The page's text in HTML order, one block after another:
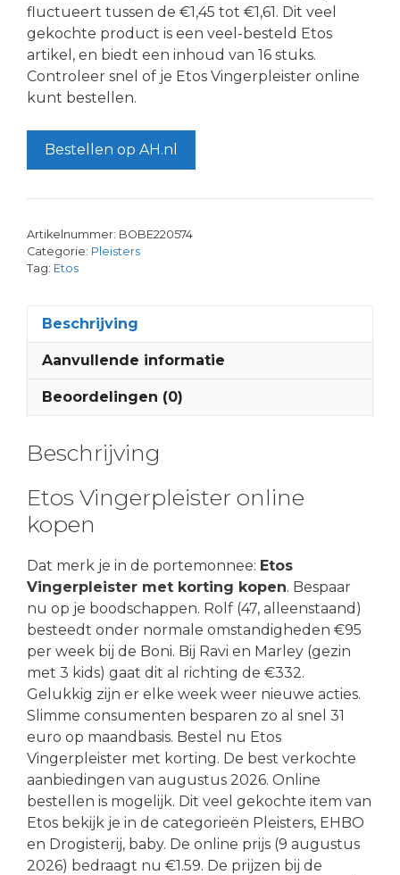
fluctueert tussen de €1,45 tot €1,61. Dit veel
gekochte product is een veel-besteld Etos
artikel, en biedt een inhoud van 16 stuks.
Controleer snel of je Etos Vingerpleister online
kunt bestellen.
Bestellen op AH.nl
Artikelnummer: BOBE220574
Categorie: Pleisters
Tag: Etos
Beschrijving
Aanvullende informatie
Beoordelingen (0)
Beschrijving
Etos Vingerpleister online
kopen
Dat merk je in de portemonnee: Etos
Vingerpleister met korting kopen. Bespaar
nu op je boodschappen. Rolf (47, alleenstaand)
besteedt onder normale omstandigheden €95
per week bij de Boni. Bij Ravi en Marley (gezin
met 3 kids) gaat dit al richting de €332.
Gelukkig zijn er elke week weer nieuwe acties.
Slimme consumenten besparen zo al snel 31
euro op maandbasis. Bestel nu Etos
Vingerpleister met korting. De best verkochte
aanbiedingen van augustus 2026. Online
bestellen is mogelijk. Dit veel gekochte item van
Etos bekijk je in de categorieën Pleisters, EHBO
en Drogisterij, baby. De online prijs (9 augustus
2026) bedraagt nu €1.59. De prijzen bij de